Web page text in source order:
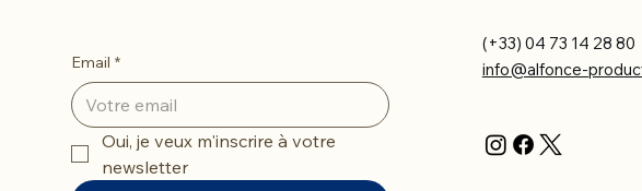
Email *
Oui, je veux m'inscrire à votre
newsletter
(+33) 04 73 14 28 80
info@alfonce-